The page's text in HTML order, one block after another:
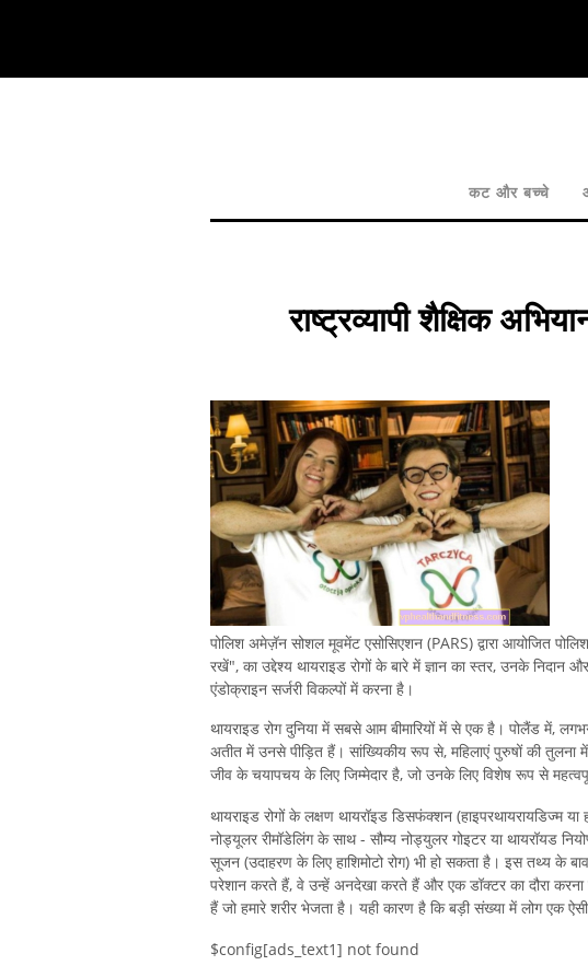
कट और बच्चे
राष्ट्रव्यापी शैक्षिक
पोलिश अमेज़ॅन सोशल मूवमेंट एसोसिएशन (PARS) द्वारा आयोजित
रखें", का उद्देश्य थायराइड रोगों के बारे में ज्ञान का स्तर, उनके निदान
एंडोक्राइन सर्जरी विकल्पों में करना है।
थायराइड रोग दुनिया में सबसे आम बीमारियों में से एक है। पोलैंड में,
अतीत में उनसे पीड़ित हैं। सांख्यिकीय रूप से, महिलाएं पुरुषों की तुलना
जीव के चयापचय के लिए जिम्मेदार है, जो उनके लिए विशेष रूप से
थायराइड रोगों के लक्षण थायरॉइड डिसफंक्शन (हाइपरथायरायडिज्म या
नोड्यूलर रीमॉडेलिंग के साथ - सौम्य नोड्युलर गोइटर या थायरॉयड
सूजन (उदाहरण के लिए हाशिमोटो रोग) भी हो सकता है। इस तथ्य के
परेशान करते हैं, वे उन्हें अनदेखा करते हैं और एक डॉक्टर का दौरा
हैं जो हमारे शरीर भेजता है। यही कारण है कि बड़ी संख्या में लोग एक
$config[ads_text1] not found